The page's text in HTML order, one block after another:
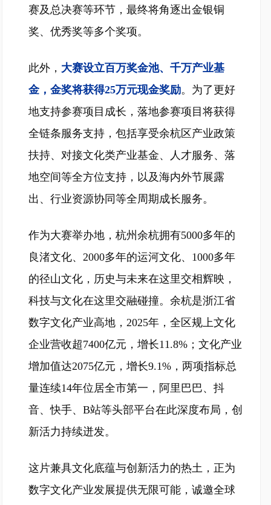
赛及总决赛等环节，最终将角逐出金银铜
奖、优秀奖等多个奖项。
此外， 大赛设立百万奖金池、千万产业基
金，金奖将获得25万元现金奖励。为了更好
地支持参赛项目成长，落地参赛项目将获得
全链条服务支持，包括享受余杭区产业政策
扶持、对接文化类产业基金、人才服务、落
地空间等全方位支持，以及海内外节展露
出、行业资源协同等全周期成长服务。
作为大赛举办地，杭州余杭拥有5000多年的
良渚文化、2000多年的运河文化、1000多年
的径山文化，历史与未来在这里交相辉映，
科技与文化在这里交融碰撞。余杭是浙江省
数字文化产业高地，2025年，全区规上文化
企业营收超7400亿元，增长11.8%；文化产业
增加值达2075亿元，增长9.1%，两项指标总
量连续14年位居全市第一，阿里巴巴、抖
音、快手、B站等头部平台在此深度布局，创
新活力持续迸发。
这片兼具文化底蕴与创新活力的热土，正为
数字文化产业发展提供无限可能，诚邀全球